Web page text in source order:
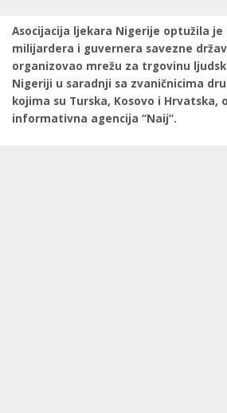
Asocijacija ljekara Nigerije optužila je
milijardera i guvernera savezne
organizovao mrežu za trgovinu
Nigeriji u saradnji sa zvaničnicima
kojima su Turska, Kosovo i Hrvatska,
informativna agencija “Naij”.